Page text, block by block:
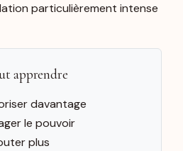
particulièrement intense
apprendre
davantage
le pouvoir
plus